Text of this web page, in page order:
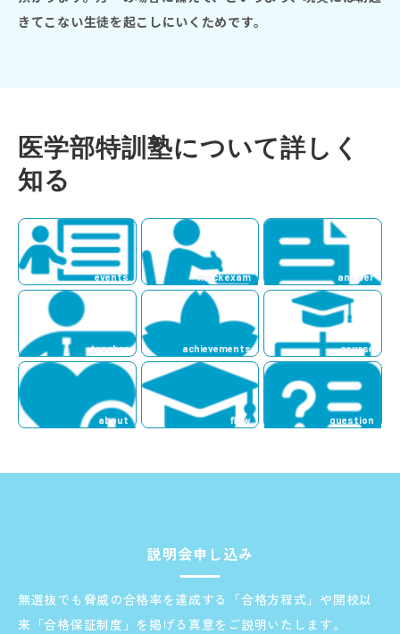
きてこない生徒を起こしにいくためです。
医学部特訓塾について詳しく
知る
説明会・イベント
events
模試・講座
mock exam
解答速報
answer
講師紹介
teacher
合格実績
achievements
コース案内
course
医学特訓塾とは
about flow question
説明会申し込み
無選抜でも脅威の合格率を達成する「合格方程式」や開校以
来「合格保証制度」を掲げる真意をご説明いたします。